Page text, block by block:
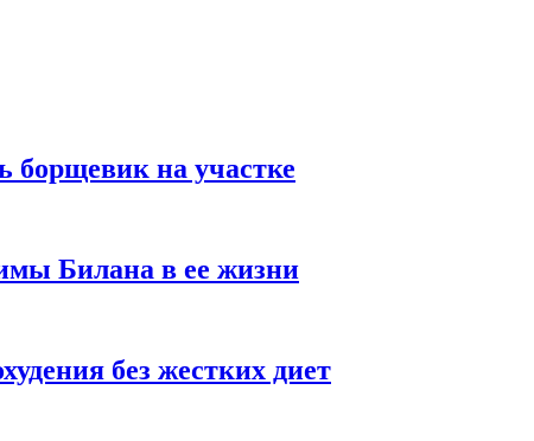
борщевик на участке
Билана в ее жизни
без жестких диет